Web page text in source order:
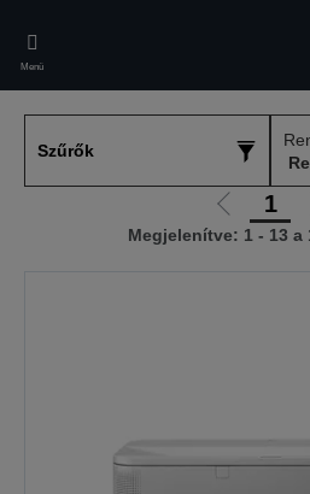
main
content
Menü
Szűrők
Előző
oldalra
1
Megjelenítve: 1 - 13 a